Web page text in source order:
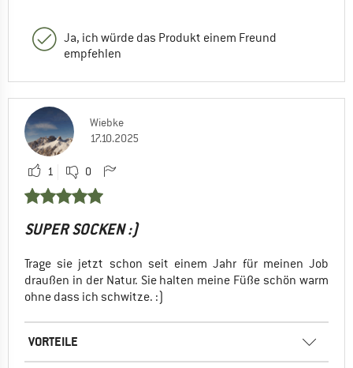
Ja, ich würde das Produkt einem Freund
empfehlen
Wiebke
17.10.2025
1 0
SUPER SOCKEN :)
Trage sie jetzt schon seit einem Jahr für meinen Job
draußen in der Natur. Sie halten meine Füße schön warm
ohne dass ich schwitze. :)
VORTEILE